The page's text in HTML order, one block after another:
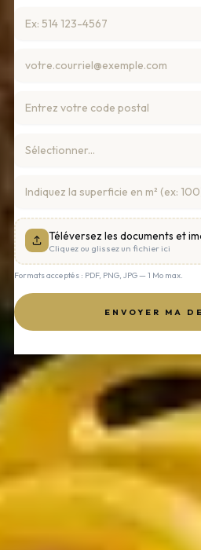
Téléversez les documents et
Cliquez ou glissez un fichier ici
Formats acceptés : PDF, PNG, JPG — 1 Mo max.
ENVOYER MA